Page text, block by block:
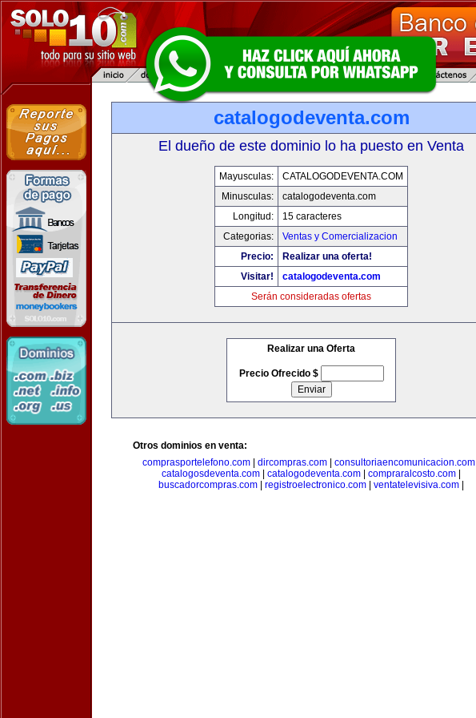
catalogodeventa.com
El dueño de este dominio lo ha puesto en Venta
Mayusculas:
CATALOGODEVENTA.COM
Minusculas:
catalogodeventa.com
Longitud:
15 caracteres
Categorias:
Ventas y Comercializacion
Precio:
Realizar una oferta!
Visitar!
catalogodeventa.com
Serán consideradas ofertas
Realizar una Oferta
Precio Ofrecido $
Otros dominios en venta:
comprasportelefono.com
dircompras.com consultoriaencomunicacion.com
catalogosdeventa.com
catalogodeventa.com compraralcosto.com
buscadorcompras.com
registroelectronico.com ventatelevisiva.com